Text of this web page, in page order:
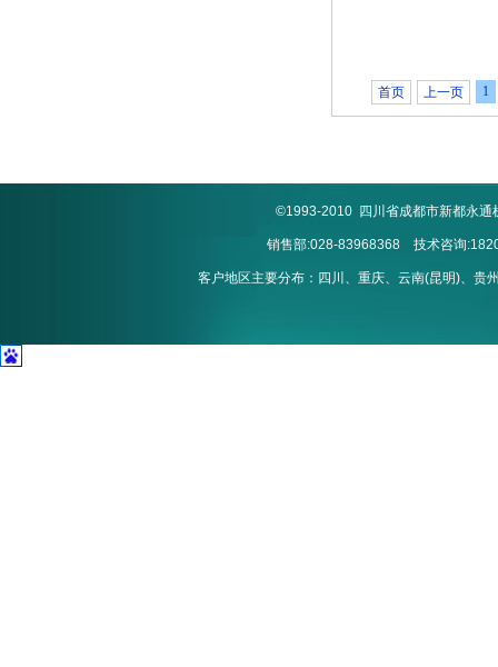
首页 上一页 1
©1993-2010 四川省成都市新都永
销售部:028-83968368 技术咨询
客户地区主要分布：四川、重庆、云南(昆明)、贵